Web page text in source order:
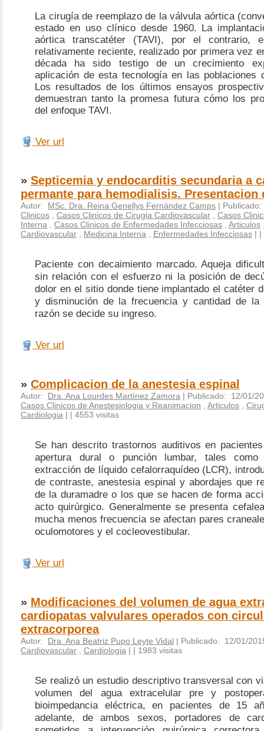
La cirugía de reemplazo de la válvula aórtica
estado en uso clínico desde 1960. La
aórtica transcatéter (TAVI), por el contrario,
relativamente reciente, realizado por primera vez
década ha sido testigo de un crecimiento
aplicación de esta tecnología en las poblaciones
Los resultados de los últimos ensayos
demuestran tanto la promesa futura cómo los
del enfoque TAVI.
Ver url
» Septicemia y endocarditis secundaria a
permante para hemodialisis. Presentacion
Autor: MSc. Dra. Reina Genellys Fernández Camps |
Clinicos , Casos Clinicos de Cirugia Cardiovascular , Casos
Interna , Casos Clinicos de Enfermedades Infecciosas , Articulos
Cardiovascular , Medicina Interna , Enfermedades Infecciosas | |
Paciente con decaimiento marcado. Aqueja
sin relación con el esfuerzo ni la posición de
dolor en el sitio donde tiene implantado el catéter
y disminución de la frecuencia y cantidad de la
razón se decide su ingreso.
Ver url
» Complicacion de la anestesia espinal
Autor: Dra. Ana Lourdes Martínez Zamora | Publicado: 12/01/
Casos Clinicos de Anestesiologia y Reanimacion
Articulos
Cardiologia | | 4553 visitas
Se han descrito trastornos auditivos en
apertura dural o punción lumbar, tales como
extracción de líquido cefalorraquídeo (LCR),
de contraste, anestesia espinal y abordajes que
de la duramadre o los que se hacen de forma
acto quirúrgico. Generalmente se presenta
mucha menos frecuencia se afectan pares
oculomotores y el cocleovestibular.
Ver url
» Modificaciones del volumen de agua
cardiopatas valvulares operados con
extracorporea
Autor: Dra. Ana Beatriz Pupo Leyte Vidal | Publicado: 12/01/
Cardiovascular
Cardiologia | | 1983 visitas
Se realizó un estudio descriptivo transversal con
volumen del agua extracelular pre y
bioimpedancia eléctrica, en pacientes de 15
adelante, de ambos sexos, portadores de